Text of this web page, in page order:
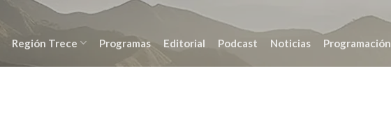
Región Trece Programas Editorial Podcast Noticias Programación